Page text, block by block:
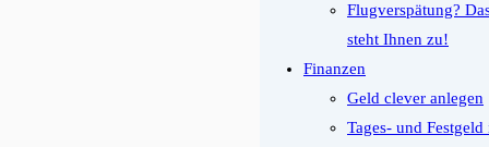
Flugverspätung?
steht Ihnen zu!
Finanzen
Geld clever anlegen
Tages- und Festgeld